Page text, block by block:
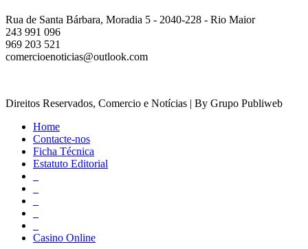
Rua de Santa Bárbara, Moradia 5 - 2040-228 - Rio Maior
243 991 096
969 203 521
comercioenoticias@outlook.com
Direitos Reservados, Comercio e Notícias | By Grupo Publiweb
Home
Contacte-nos
Ficha Técnica
Estatuto Editorial
Casino Online